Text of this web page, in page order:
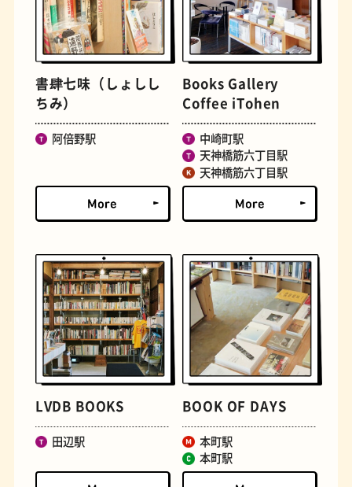
文学碑 ジェラート
ジューススタンド たまごサンド
書肆七味（しょしし
ちみ）
阿倍野駅
Books Gallery
Coffee iTohen
中崎町駅
天神橋筋六丁目駅
天神橋筋六丁目駅
LVDB BOOKS
田辺駅
BOOK OF DAYS
本町駅
本町駅